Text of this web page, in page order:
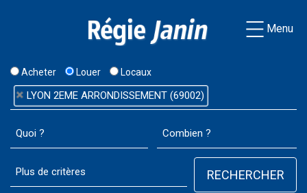
Menu
Acheter Louer Locaux
LYON 2EME ARRONDISSEMENT (69002)